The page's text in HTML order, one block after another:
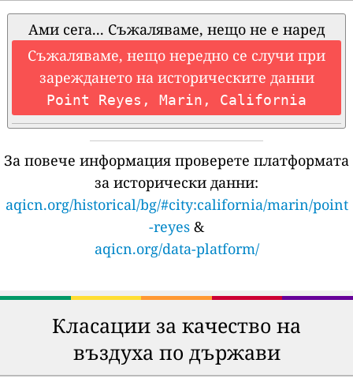
Ами сега... Съжаляваме, нещо не е наред
Съжаляваме, нещо нередно се случи при
зареждането на историческите данни
Point Reyes, Marin, California
За повече информация проверете платформата
за исторически данни:
aqicn.org/historical/bg/#city:california/marin/point
-reyes &
aqicn.org/data-platform/
Класации за качество на
въздуха по държави